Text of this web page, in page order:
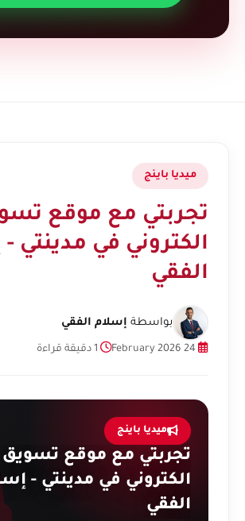
ميديا باينج
تجربتي مع موقع
الكتروني في مدينتي
الفقي
بواسطة إسلام الفقي
ميديا باينج
تجربتي مع موقع تسويق
الكتروني في مدينتي -
الفقي